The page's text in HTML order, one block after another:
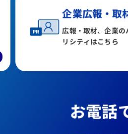
企業広報・取
広報・取材、企業の
リシティはこちら
お電話